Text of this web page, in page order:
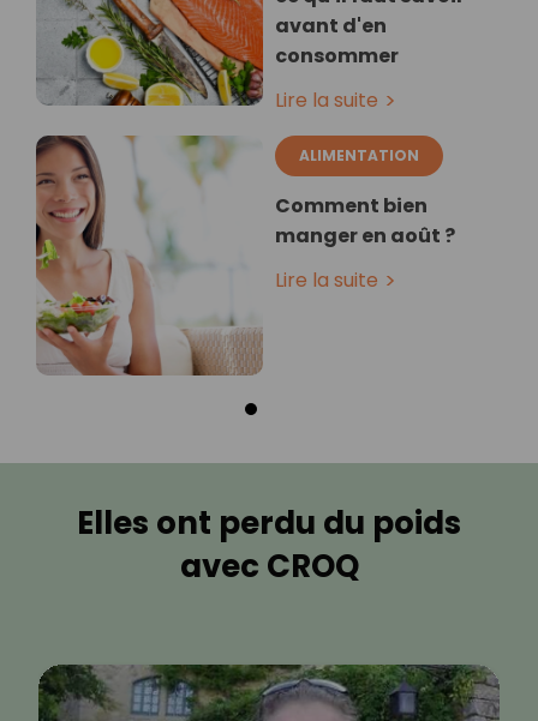
avant d'en
consommer
Lire la suite
ALIMENTATION
Comment bien
manger en août ?
Lire la suite
Elles ont perdu du poids
avec CROQ